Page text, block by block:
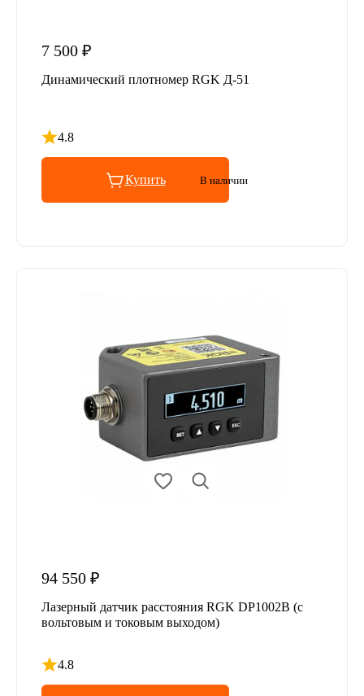
7 500 ₽
Динамический плотномер RGK Д-51
4.8
Рейтинг 4.8 из 5
Купить В наличии
94 550 ₽
Лазерный датчик расстояния RGK DP1002B (с
вольтовым и токовым выходом)
4.8
Рейтинг 4.8 из 5